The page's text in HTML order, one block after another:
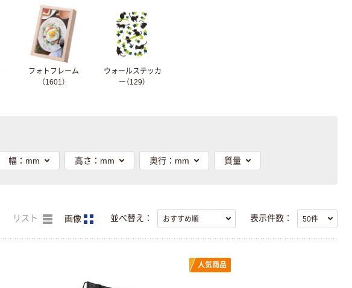
フォトフレーム
（1601）
ウォールステッカ
ー（129）
幅：mm 高さ：mm 奥行：mm 質量
リスト 画像 並べ替え： 表示件数：
人気商品